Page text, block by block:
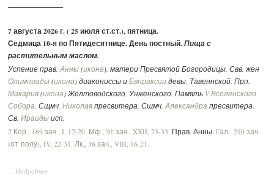
7 августа 2026 г. ( 25 июля ст.ст.), пятница.
Седмица 10-я по Пятидесятнице. День постный.Пища с
растительным маслом.
Успение прав.Анны (икона ), матери Пресвятой Богородицы. Свв. жен
Олимпиады (икона ) диакониссы иЕвпраксии девы, Тавеннской. Прп.
Макария (икона ) Желтоводского, Унженского. Память V Вселенского
Собора . Сщмч.Николая пресвитера. Сщмч.Александра пресвитера.
Св.Ираиды исп.
2 Кор., 169 зач., I, 12-20. Мф., 91 зач., XXII, 23-33. Прав. Анны: Гал., 210 зач.
(от полу́), IV, 22-31. Лк., 36 зач., VIII, 16-21.
... Подробнее